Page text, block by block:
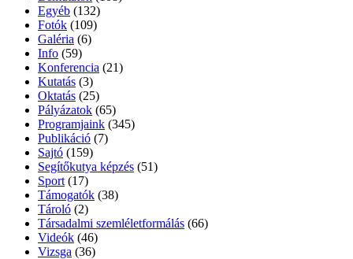
Egyéb (132)
Fotók (109)
Galéria (6)
Info (59)
Konferencia (21)
Kutatás (3)
Oktatás (25)
Pályázatok (65)
Programjaink (345)
Publikáció (7)
Sajtó (159)
Segítőkutya képzés (51)
Sport (17)
Támogatók (38)
Tároló (2)
Társadalmi szemléletformálás (66)
Videók (46)
Vizsga (36)